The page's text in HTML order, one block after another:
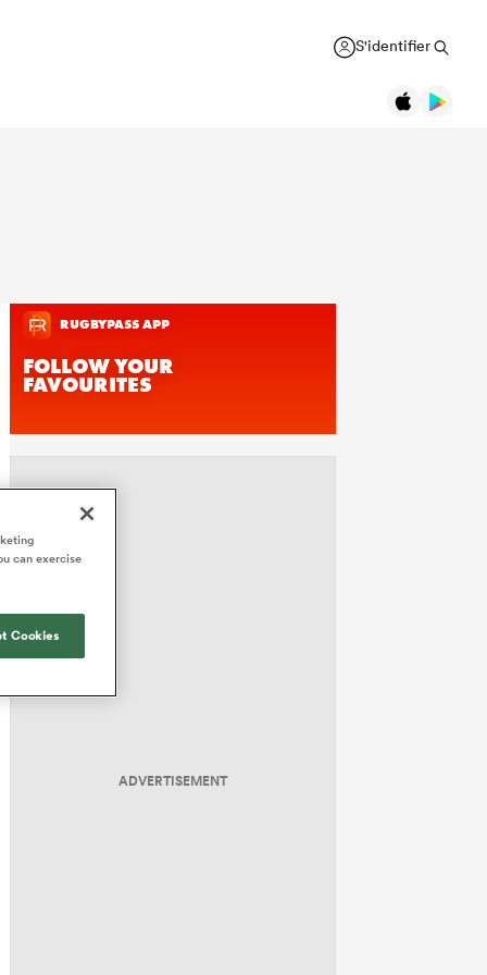
S'identifier
ADVERTISEMENT
can exercise
Cookies